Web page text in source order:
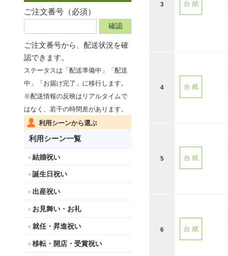
ご注文番号（必須）
ご注文番号から、 配送状況を確
認できます。
ステータスは「配送準備中」「配送
中」「お届け完了」に移行します。
※配送情報の反映はリアルタイムで
はなく、若干の時間差があります。
利用シーンから選ぶ
利用シーン一覧
結婚祝い
誕生日祝い
出産祝い
お見舞い・お礼
就任・昇進祝い
移転・開店・受賞祝い
3 台 紙
4 台 紙
5 台 紙
6 台 紙